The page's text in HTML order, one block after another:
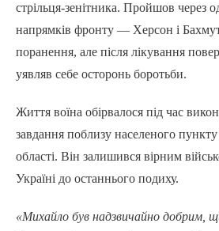
стрільця-зенітника. Пройшов через
напрямків фронту — Херсон і
поранення, але після лікування
уявляв себе осторонь боротьби.
Життя воїна обірвалося під час
завдання поблизу населеного
області. Він залишився вірним
Україні до останнього подиху.
«Михайло був надзвичайно добрим,